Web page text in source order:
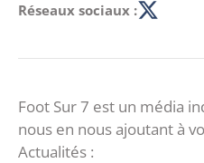
Réseaux sociaux :
Foot Sur 7 est un média
nous en nous ajoutant à
Actualités :